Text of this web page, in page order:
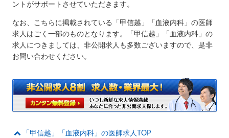
ントがサポートさせていただきます。
なお、こちらに掲載されている「甲信越」「血液内科」の医師
求人はごく一部のものとなります。「甲信越」「血液内科」の
求人につきましては、非公開求人も多数ございますので、是非
お問い合わせください。
「甲信越」「血液内科」の医師求人TOP